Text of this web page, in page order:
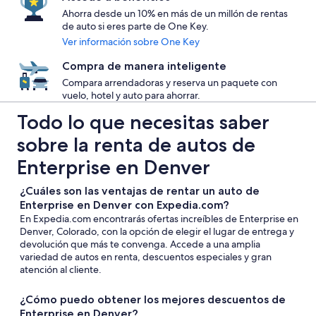
Ahorra desde un 10% en más de un millón de rentas
de auto si eres parte de One Key.
Ver información sobre One Key
Compra de manera inteligente
Compara arrendadoras y reserva un paquete con
vuelo, hotel y auto para ahorrar.
Todo lo que necesitas saber
sobre la renta de autos de
Enterprise en Denver
¿Cuáles son las ventajas de rentar un auto de
Enterprise en Denver con Expedia.com?
En Expedia.com encontrarás ofertas increíbles de Enterprise en
Denver, Colorado, con la opción de elegir el lugar de entrega y
devolución que más te convenga. Accede a una amplia
variedad de autos en renta, descuentos especiales y gran
atención al cliente.
¿Cómo puedo obtener los mejores descuentos de